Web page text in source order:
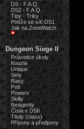
DS - F.A.Q.
DS2 - F.A.Q.
Tipy - Triky
Potíže se sítí DS1
Jak na ZoneMatch
Dungeon Siege II
Průvodce úkoly
Kouzla
Unique
Sety
Rasy
Peti
Powers
Skilly
Reagenty
Čísla v DSII
Tituly (class)
Přípony a předpony